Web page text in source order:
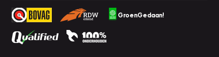
GroenGedaan!